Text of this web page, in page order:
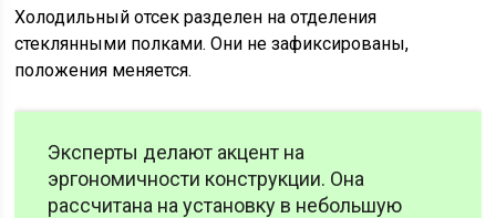
Холодильный отсек разделен на отделения
стеклянными полками. Они не зафиксированы,
положения меняется.
Эксперты делают акцент на
эргономичности конструкции. Она
рассчитана на установку в небольшую